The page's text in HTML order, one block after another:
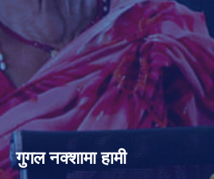
गुगल नक्शामा हामी